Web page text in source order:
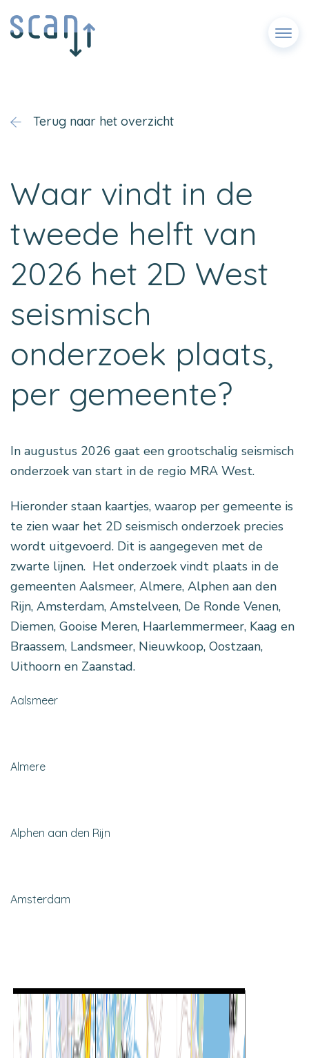
Menu
Terug naar het overzicht
Waar vindt in de
tweede helft van
2026 het 2D West
seismisch
onderzoek plaats,
per gemeente?
In augustus 2026 gaat een grootschalig seismisch
onderzoek van start in de regio MRA West.
Hieronder staan kaartjes, waarop per gemeente is
te zien waar het 2D seismisch onderzoek precies
wordt uitgevoerd. Dit is aangegeven met de
zwarte lijnen. Het onderzoek vindt plaats in de
gemeenten Aalsmeer, Almere, Alphen aan den
Rijn, Amsterdam, Amstelveen, De Ronde Venen,
Diemen, Gooise Meren, Haarlemmermeer, Kaag en
Braassem, Landsmeer, Nieuwkoop, Oostzaan,
Uithoorn en Zaanstad.
Aalsmeer
Almere
Alphen aan den Rijn
Amsterdam